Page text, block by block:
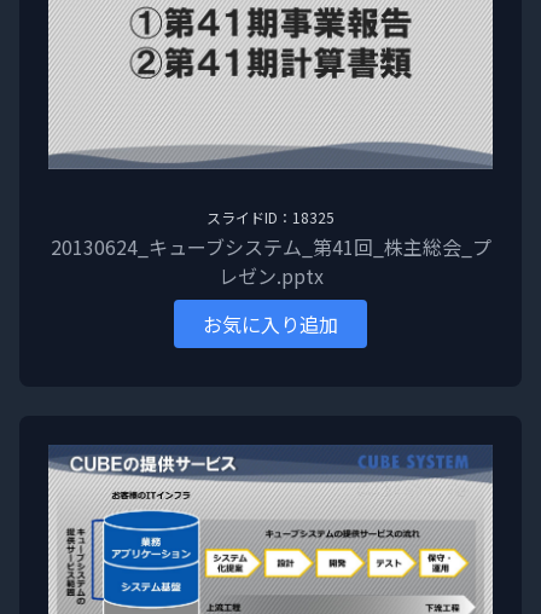
スライドID：18325
20130624_キューブシステム_第41回_株主総会_プ
レゼン.pptx
お気に入り追加